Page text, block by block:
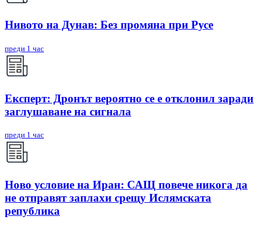
Нивото на Дунав: Без промяна при Русе
преди 1 час
Експерт: Дронът вероятно се е отклонил заради
заглушаване на сигнала
преди 1 час
Ново условие на Иран: САЩ повече никога да
не отправят заплахи срещу Ислямската
република